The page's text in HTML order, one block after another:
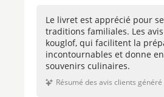
Œufs cocotte
Tomates farcies
Gratin dauphinois
Soufflé au fromage
Le livret est apprécié pour
traditions familiales. Les
kouglof, qui facilitent la
incontournables et donne
souvenirs culinaires.
Résumé des avis clients